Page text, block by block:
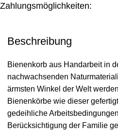
Zahlungsmöglichkeiten:
Beschreibung
Bienenkorb aus Handarbeit in
nachwachsenden
ärmsten Winkel der Welt
Bienenkörbe wie dieser
gedeihliche
Berücksichtigung der Familie